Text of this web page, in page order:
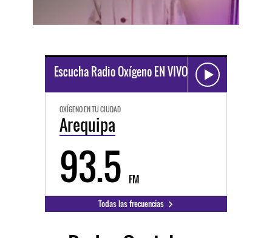
Escucha Radio Oxígeno EN VIVO
OXÍGENO EN TU CIUDAD
Arequipa
93.5 FM
Todas las frecuencias